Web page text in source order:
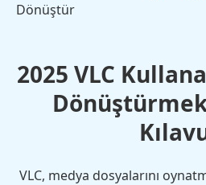
Dönüştür
2025 VLC
VLC, medya dosyalarını